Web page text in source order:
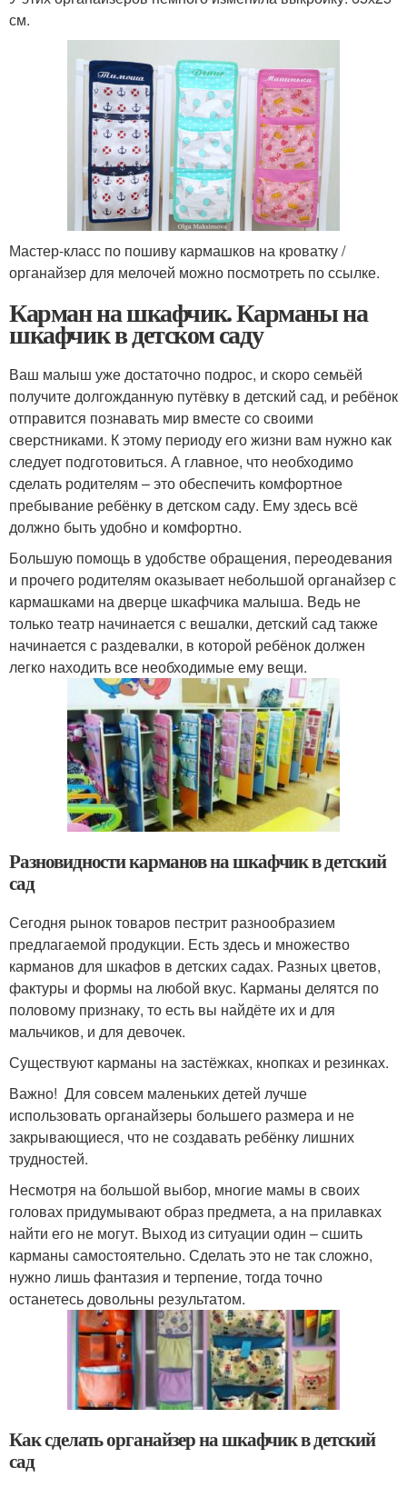
см.
Мастер-класс по пошиву кармашков на кроватку /
органайзер для мелочей можно посмотреть по ссылке.
Карман на шкафчик. Карманы на
шкафчик в детском саду
Ваш малыш уже достаточно подрос, и скоро семьёй
получите долгожданную путёвку в детский сад, и ребёнок
отправится познавать мир вместе со своими
сверстниками. К этому периоду его жизни вам нужно как
следует подготовиться. А главное, что необходимо
сделать родителям – это обеспечить комфортное
пребывание ребёнку в детском саду. Ему здесь всё
должно быть удобно и комфортно.
Большую помощь в удобстве обращения, переодевания
и прочего родителям оказывает небольшой органайзер с
кармашками на дверце шкафчика малыша. Ведь не
только театр начинается с вешалки, детский сад также
начинается с раздевалки, в которой ребёнок должен
легко находить все необходимые ему вещи.
Разновидности карманов на шкафчик в детский
сад
Сегодня рынок товаров пестрит разнообразием
предлагаемой продукции. Есть здесь и множество
карманов для шкафов в детских садах. Разных цветов,
фактуры и формы на любой вкус. Карманы делятся по
половому признаку, то есть вы найдёте их и для
мальчиков, и для девочек.
Существуют карманы на застёжках, кнопках и резинках.
Важно! Для совсем маленьких детей лучше
использовать органайзеры большего размера и не
закрывающиеся, что не создавать ребёнку лишних
трудностей.
Несмотря на большой выбор, многие мамы в своих
головах придумывают образ предмета, а на прилавках
найти его не могут. Выход из ситуации один – сшить
карманы самостоятельно. Сделать это не так сложно,
нужно лишь фантазия и терпение, тогда точно
останетесь довольны результатом.
Как сделать органайзер на шкафчик в детский
сад